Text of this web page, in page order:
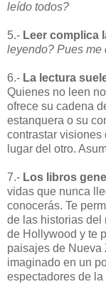
leído todos?
5.- Leer complica
leyendo? Pues me
6.- La lectura
Quienes no leen
ofrece su cadena
estanquera o su
contrastar visiones
lugar del otro.
7.- Los libros
vidas que nunca
conocerás. Te
de las historias del
de Hollywood y te
paisajes de Nueva
imaginado en un
espectadores de